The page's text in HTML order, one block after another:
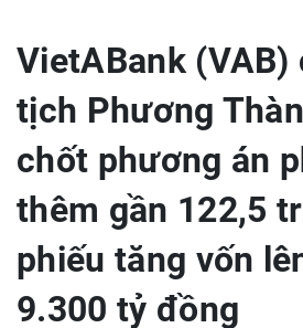
VietABank (VAB)
tịch Phương
chốt phương án
thêm gần 122,5
phiếu tăng vốn
9.300 tỷ đồng